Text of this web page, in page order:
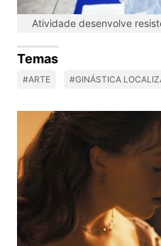
Atividade desenvolve
Temas
#ARTE #GINÁSTICA